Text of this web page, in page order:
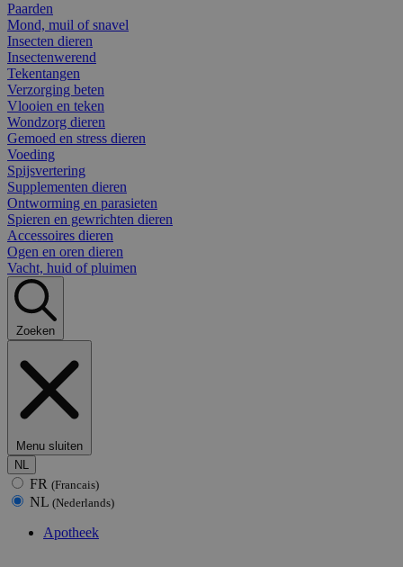
Paarden
Mond, muil of snavel
Insecten dieren
Insectenwerend
Tekentangen
Verzorging beten
Vlooien en teken
Wondzorg dieren
Gemoed en stress dieren
Voeding
Spijsvertering
Supplementen dieren
Ontworming en parasieten
Spieren en gewrichten dieren
Accessoires dieren
Ogen en oren dieren
Vacht, huid of pluimen
Zoeken
Menu sluiten
NL
FR (Francais)
NL (Nederlands)
Apotheek